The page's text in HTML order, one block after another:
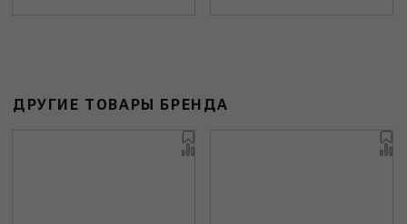
ДРУГИЕ ТОВАРЫ БРЕНДА